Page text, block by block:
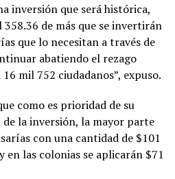
inversión que será histórica,
de más que se invertirán
que lo necesitan a través de
abatiendo el rezago
mil 752 ciudadanos”, expuso.
como es prioridad de su
la inversión, la mayor parte
con una cantidad de $101
en las colonias se aplicarán $71